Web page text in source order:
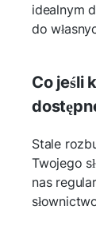
idealnym
do
Co jeśli
Stale
Twojego
nas